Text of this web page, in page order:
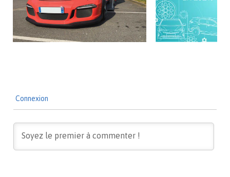
Connexion